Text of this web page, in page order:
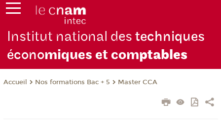
Institut national destechniques
économiques et comptables
Accueil Nos formations Bac + 5 Master CCA